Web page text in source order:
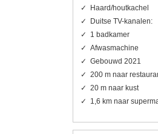
Haard/houtkachel
Duitse TV-kanalen:
1 badkamer
Afwasmachine
Gebouwd 2021
200 m naar
20 m naar kust
1,6 km naar